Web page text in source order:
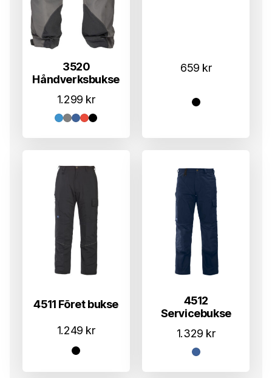
3520
Håndverksbukse
1.299 kr
659 kr
4511 Fõret bukse
1.249 kr
4512
Servicebukse
1.329 kr